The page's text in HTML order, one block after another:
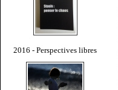
2016 - Perspectives libres